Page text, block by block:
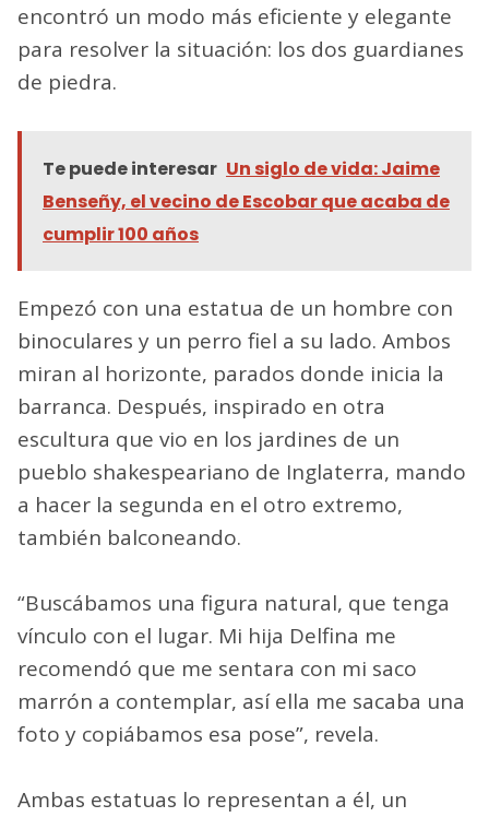
encontró un modo más eficiente y elegante
para resolver la situación: los dos guardianes
de piedra.
Te puede interesar Un siglo de vida: Jaime
Benseñy, el vecino de Escobar que acaba de
cumplir 100 años
Empezó con una estatua de un hombre con
binoculares y un perro fiel a su lado. Ambos
miran al horizonte, parados donde inicia la
barranca. Después, inspirado en otra
escultura que vio en los jardines de un
pueblo shakespeariano de Inglaterra, mando
a hacer la segunda en el otro extremo,
también balconeando.
“Buscábamos una figura natural, que tenga
vínculo con el lugar. Mi hija Delfina me
recomendó que me sentara con mi saco
marrón a contemplar, así ella me sacaba una
foto y copiábamos esa pose”, revela.
Ambas estatuas lo representan a él, un